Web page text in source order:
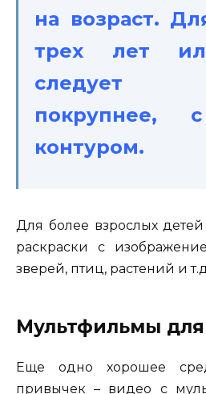
на возраст.
трех лет
следует
покрупнее,
контуром.
Для более взрослых
раскраски с
зверей, птиц, растений и
Мультфильмы
Еще одно хорошее
привычек – видео с